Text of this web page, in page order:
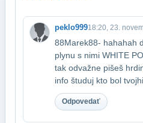
peklo99918:20, 23.
88Marek88- hahahah
plynu s nimi WHITE
tak odvažne pišeš
info študuj kto bol
Odpovedať